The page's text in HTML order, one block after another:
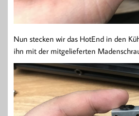
Nun stecken wir das HotEnd in den
ihn mit der mitgelieferten